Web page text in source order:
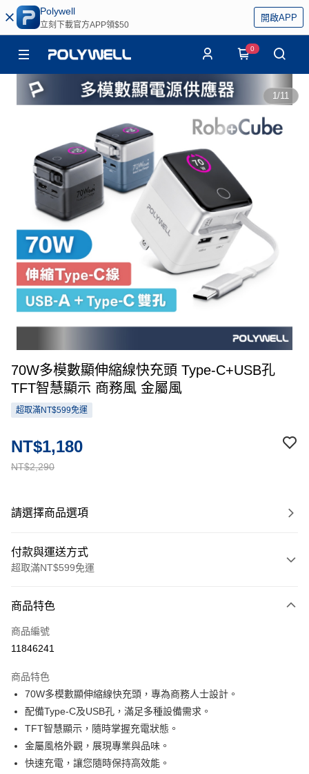
Polywell
立刻下載官方APP領$50
開啟APP
0
1/11
70W多模數顯伸縮線快充頭 Type-C+USB孔
TFT智慧顯示 商務風 金屬風
超取滿NT$599免運
NT$2,290
NT$1,180
請選擇商品選項
付款與運送方式
超取滿NT$599免運
信用卡一次付款
超商取貨付款
Apple Pay
街口支付
悠遊付
ATM付款
商品特色
商品編號
11846241
商品特色
70W多模數顯伸縮線快充頭，專為商務人士設計。
配備Type-C及USB孔，滿足多種設備需求。
TFT智慧顯示，隨時掌握充電狀態。
金屬風格外觀，展現專業與品味。
快速充電，讓您隨時保持高效能。